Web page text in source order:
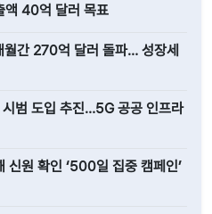
액 40억 달러 목표
월간 270억 달러 돌파… 성장세
범 도입 추진…5G 공공 인프라
신원 확인 ‘500일 집중 캠페인’